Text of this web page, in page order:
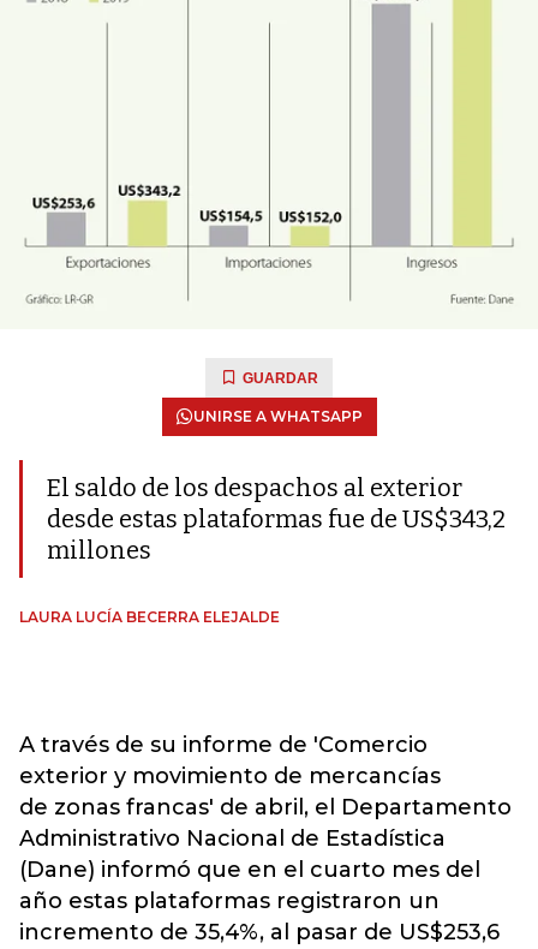
GUARDAR
UNIRSE A WHATSAPP
El saldo de los despachos al exterior
desde estas plataformas fue de US$343,2
millones
LAURA LUCÍA BECERRA ELEJALDE
A través de su informe de 'Comercio
exterior y movimiento de mercancías
de zonas francas' de abril, el Departamento
Administrativo Nacional de Estadística
(Dane) informó que en el cuarto mes del
año estas plataformas registraron un
incremento de 35,4%, al pasar de US$253,6